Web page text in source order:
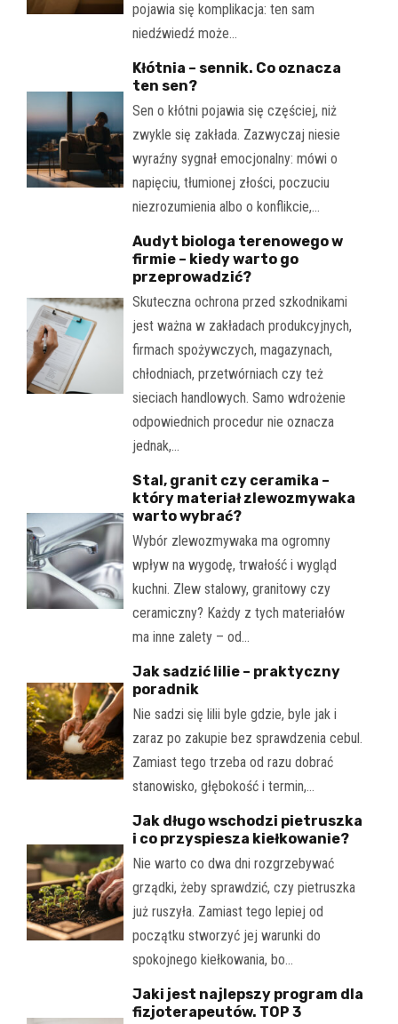
pojawia się komplikacja: ten sam
niedźwiedź może…
Kłótnia – sennik. Co oznacza
ten sen?
Sen o kłótni pojawia się częściej, niż
zwykle się zakłada. Zazwyczaj niesie
wyraźny sygnał emocjonalny: mówi o
napięciu, tłumionej złości, poczuciu
niezrozumienia albo o konflikcie,…
Audyt biologa terenowego w
firmie – kiedy warto go
przeprowadzić?
Skuteczna ochrona przed szkodnikami
jest ważna w zakładach produkcyjnych,
firmach spożywczych, magazynach,
chłodniach, przetwórniach czy też
sieciach handlowych. Samo wdrożenie
odpowiednich procedur nie oznacza
jednak,…
Stal, granit czy ceramika –
który materiał zlewozmywaka
warto wybrać?
Wybór zlewozmywaka ma ogromny
wpływ na wygodę, trwałość i wygląd
kuchni. Zlew stalowy, granitowy czy
ceramiczny? Każdy z tych materiałów
ma inne zalety – od…
Jak sadzić lilie – praktyczny
poradnik
Nie sadzi się lilii byle gdzie, byle jak i
zaraz po zakupie bez sprawdzenia cebul.
Zamiast tego trzeba od razu dobrać
stanowisko, głębokość i termin,…
Jak długo wschodzi pietruszka
i co przyspiesza kiełkowanie?
Nie warto co dwa dni rozgrzebywać
grządki, żeby sprawdzić, czy pietruszka
już ruszyła. Zamiast tego lepiej od
początku stworzyć jej warunki do
spokojnego kiełkowania, bo…
Jaki jest najlepszy program dla
fizjoterapeutów. TOP 3